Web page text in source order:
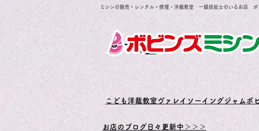
ミシンの販売・レンタル・修理・洋裁教室 一級技能士のいるお店 ボ
こども洋裁教室ヴァレイソーイングジャムボ
お店のブログ日々更新中＞＞＞